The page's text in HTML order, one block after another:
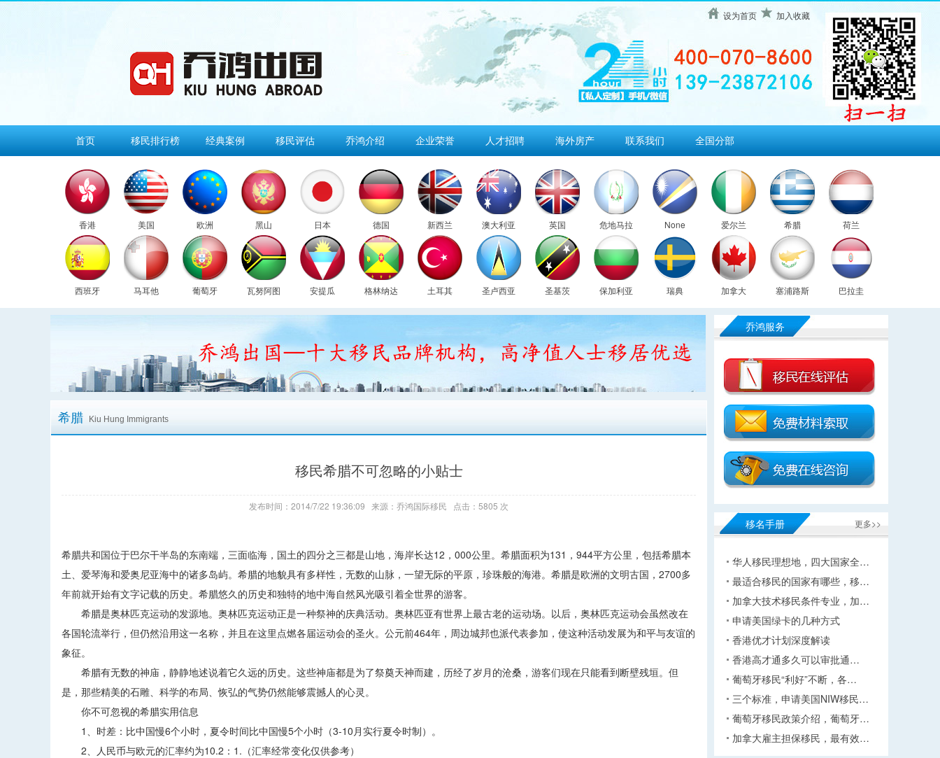
设为首页 加入收藏
首页 移民排行榜 经典案例 移民评估 乔鸿介绍 企业荣誉 人才招聘 海外房产 联系我们 全国分部
香港 美国 欧洲 黑山 日本 德国 新西兰 澳大利亚 英国 危地马拉 None 爱尔兰 希腊 荷兰
西班牙 马耳他 葡萄牙 瓦努阿图 安提瓜 格林纳达 土耳其 圣卢西亚 圣基茨 保加利亚 瑞典 加拿大 塞浦路斯 巴拉圭
希腊 Kiu Hung Immigrants
移民希腊不可忽略的小贴士
发布时间：2014/7/22 19:36:09 来源：乔鸿国际移民 点击：5805 次
希腊共和国位于巴尔干半岛的东南端，三面临海，国土的四分之三都是山地，海岸长达12，000公里。希腊面积为131，944平方公里，包括希腊本
土、爱琴海和爱奥尼亚海中的诸多岛屿。希腊的地貌具有多样性，无数的山脉，一望无际的平原，珍珠般的海港。希腊是欧洲的文明古国，2700多
年前就开始有文字记载的历史。希腊悠久的历史和独特的地中海自然风光吸引着全世界的游客。
希腊是奥林匹克运动的发源地。奥林匹克运动正是一种祭神的庆典活动。奥林匹亚有世界上最古老的运动场。以后，奥林匹克运动会虽然改在
各国轮流举行，但仍然沿用这一名称，并且在这里点燃各届运动会的圣火。公元前464年，周边城邦也派代表参加，使这种活动发展为和平与友谊的
象征。
希腊有无数的神庙，静静地述说着它久远的历史。这些神庙都是为了祭奠天神而建，历经了岁月的沧桑，游客们现在只能看到断壁残垣。但
是，那些精美的石雕、科学的布局、恢弘的气势仍然能够震撼人的心灵。
你不可忽视的希腊实用信息
1、时差：比中国慢6个小时，夏令时间比中国慢5个小时（3-10月实行夏令时制）。
2、人民币与欧元的汇率约为10.2：1.（汇率经常变化仅供参考）
乔鸿服务
更多>>
移名手册
华人移民理想地，四大国家全…
最适合移民的国家有哪些，移…
加拿大技术移民条件专业，加…
申请美国绿卡的几种方式
香港优才计划深度解读
香港高才通多久可以审批通…
葡萄牙移民“利好”不断，各…
三个标准，申请美国NIW移民…
葡萄牙移民政策介绍，葡萄牙…
加拿大雇主担保移民，最有效…